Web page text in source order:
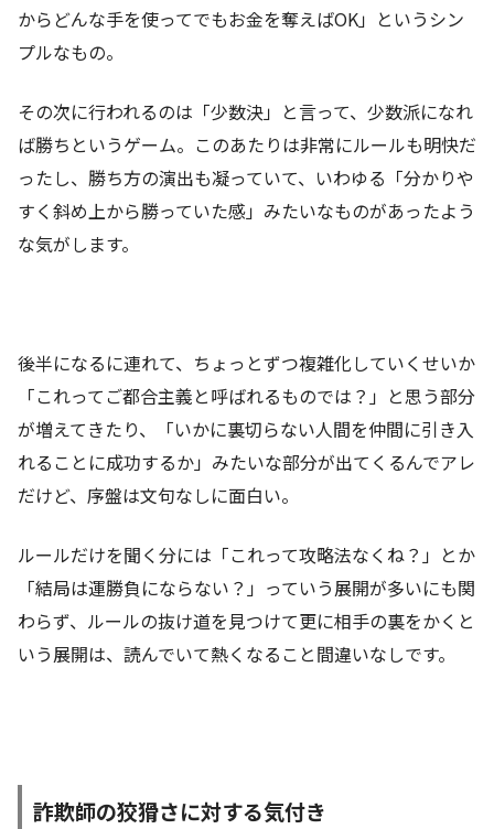
からどんな手を使ってでもお金を奪えばOK」というシン
プルなもの。
その次に行われるのは「少数決」と言って、少数派になれ
ば勝ちというゲーム。このあたりは非常にルールも明快だ
ったし、勝ち方の演出も凝っていて、いわゆる「分かりや
すく斜め上から勝っていた感」みたいなものがあったよう
な気がします。
後半になるに連れて、ちょっとずつ複雑化していくせいか
「これってご都合主義と呼ばれるものでは？」と思う部分
が増えてきたり、「いかに裏切らない人間を仲間に引き入
れることに成功するか」みたいな部分が出てくるんでアレ
だけど、序盤は文句なしに面白い。
ルールだけを聞く分には「これって攻略法なくね？」とか
「結局は運勝負にならない？」っていう展開が多いにも関
わらず、ルールの抜け道を見つけて更に相手の裏をかくと
いう展開は、読んでいて熱くなること間違いなしです。
詐欺師の狡猾さに対する気付き